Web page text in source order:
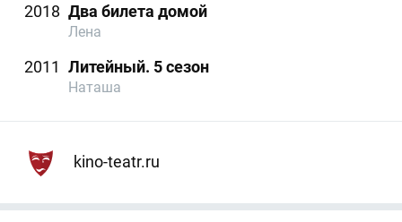
2018 Два билета домой
Лена
2011 Литейный. 5 сезон
Наташа
kino-teatr.ru